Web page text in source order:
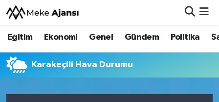
Eğitim Ekonomi Genel Gündem Politika
Karakeçili Hava Durumu
Eğitim
Ekonomi
Nöbetçi Eczaneler
Hava Durumu